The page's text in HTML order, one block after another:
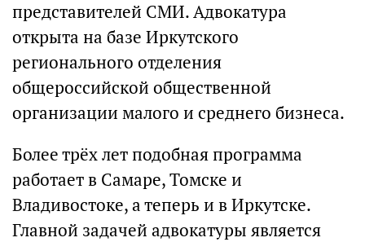
представителей СМИ. Адвокатура
открыта на базе Иркутского
регионального отделения
общероссийской общественной
организации малого и среднего бизнеса.
Более трёх лет подобная программа
работает в Самаре, Томске и
Владивостоке, а теперь и в Иркутске.
Главной задачей адвокатуры является